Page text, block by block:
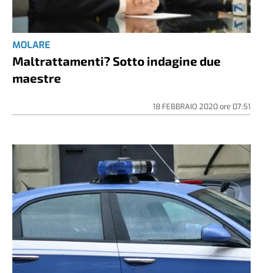
MOLARE
Maltrattamenti? Sotto indagine due
maestre
18 FEBBRAIO 2020ore 07:51